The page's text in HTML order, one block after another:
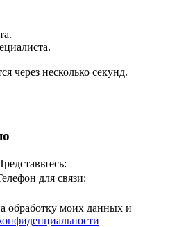
через несколько секунд.
для связи:
обработку моих данных и